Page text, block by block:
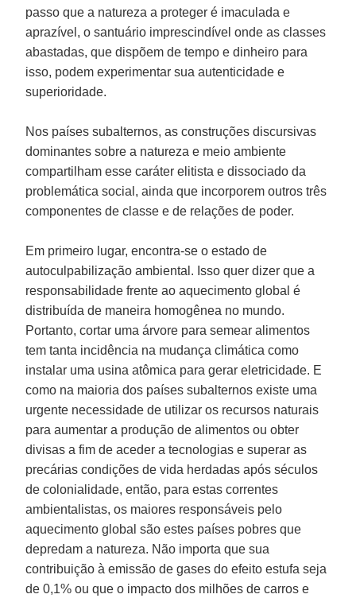
passo que a natureza a proteger é imaculada e
aprazível, o santuário imprescindível onde as classes
abastadas, que dispõem de tempo e dinheiro para
isso, podem experimentar sua autenticidade e
superioridade.
Nos países subalternos, as construções discursivas
dominantes sobre a natureza e meio ambiente
compartilham esse caráter elitista e dissociado da
problemática social, ainda que incorporem outros três
componentes de classe e de relações de poder.
Em primeiro lugar, encontra-se o estado de
autoculpabilização ambiental. Isso quer dizer que a
responsabilidade frente ao aquecimento global é
distribuída de maneira homogênea no mundo.
Portanto, cortar uma árvore para semear alimentos
tem tanta incidência na mudança climática como
instalar uma usina atômica para gerar eletricidade. E
como na maioria dos países subalternos existe uma
urgente necessidade de utilizar os recursos naturais
para aumentar a produção de alimentos ou obter
divisas a fim de aceder a tecnologias e superar as
precárias condições de vida herdadas após séculos
de colonialidade, então, para estas correntes
ambientalistas, os maiores responsáveis pelo
aquecimento global são estes países pobres que
depredam a natureza. Não importa que sua
contribuição à emissão de gases do efeito estufa seja
de 0,1% ou que o impacto dos milhões de carros e